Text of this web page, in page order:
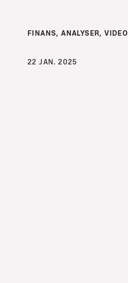
FINANS,ANALYSER,VIDEO
22 JAN. 2025